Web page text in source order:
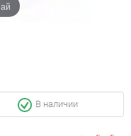
В наличии